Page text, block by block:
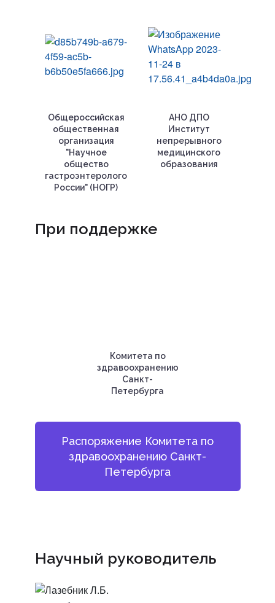
Общероссийская
общественная
организация
"Научное
общество
гастроэнтерологов
России" (НОГР)
АНО ДПО
Институт
непрерывного
медицинского
образования
При поддержке
Комитета по
здравоохранению
Санкт-
Петербурга
Распоряжение Комитета по
здравоохранению Санкт-
Петербурга
Научный руководитель